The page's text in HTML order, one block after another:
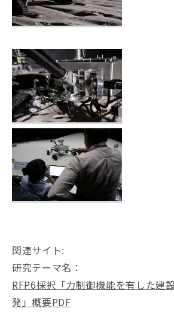
関連サイト:
研究テーマ名：
RFP6採択「力制御機能を有した建
発」概要PDF